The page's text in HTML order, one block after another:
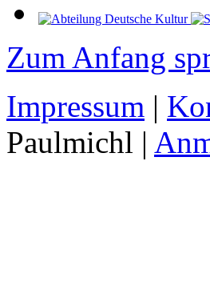
Zum Anfang
Impressum |
Paulmichl |